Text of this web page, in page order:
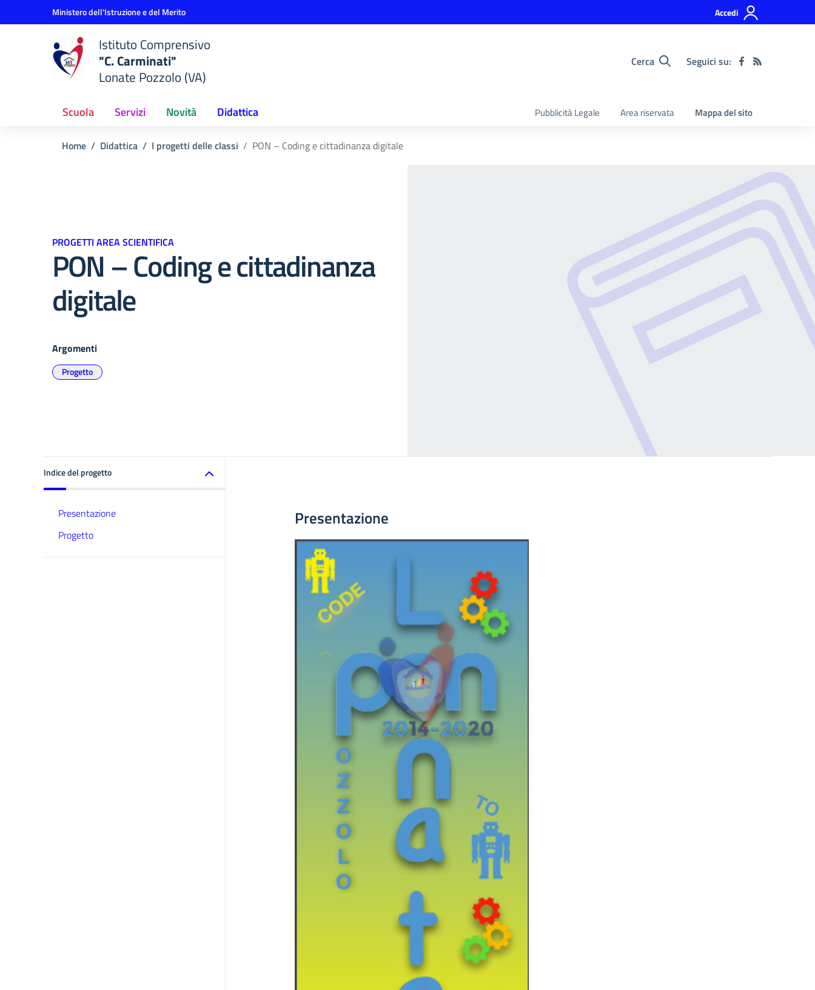
Vai ai contenuti
Vai al menu di navigazioneMinistero dell'Istruzione e del Merito Accedi
Istituto Comprensivo
"C. Carminati"
Lonate Pozzolo (VA)
Cerca Seguici su:
Scuola Servizi Novità Didattica Pubblicità Legale Area riservata Mappa del sito
Home Didattica I progetti delle classi PON – Coding e cittadinanza digitale
PROGETTI AREA SCIENTIFICA
PON – Coding e cittadinanza
digitale
Argomenti
Progetto
Indice del progetto
Presentazione
Progetto
Presentazione